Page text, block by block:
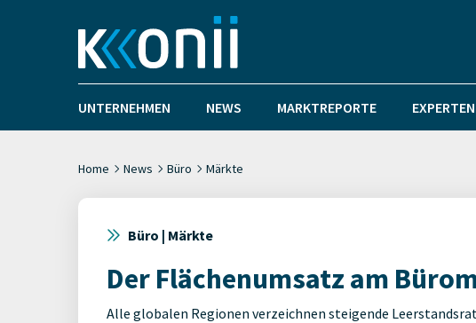
UNTERNEHMEN NEWS MARKTREPORTE
Home News Büro Märkte
Büro | Märkte
Der Flächenumsatz am
Alle globalen Regionen verzeichnen steigende